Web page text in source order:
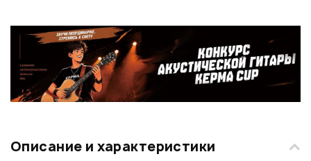
Описание и характеристики